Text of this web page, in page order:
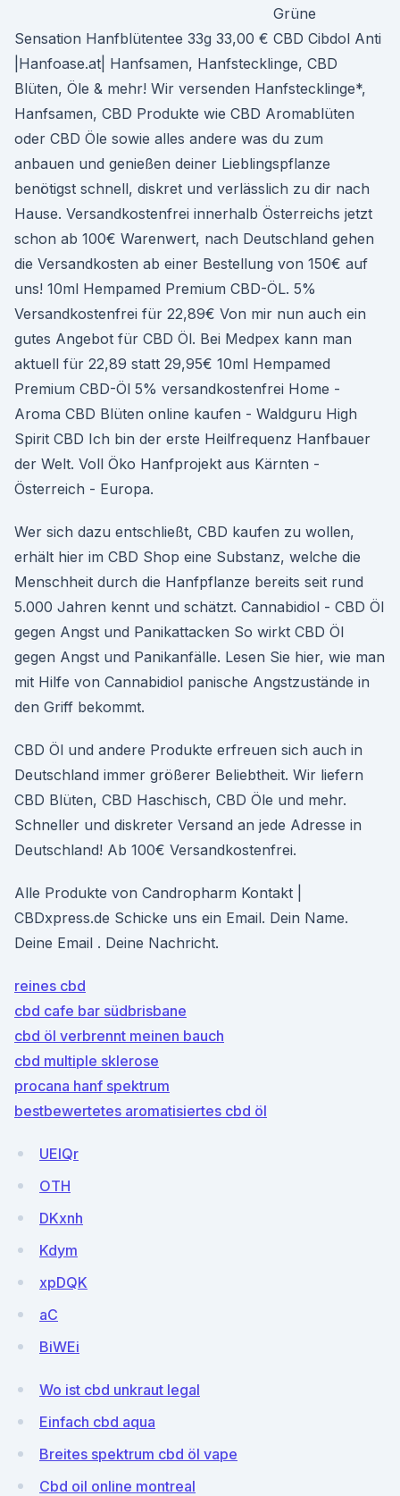
Grüne
Sensation Hanfblütentee 33g 33,00 € CBD Cibdol Anti
|Hanfoase.at| Hanfsamen, Hanfstecklinge, CBD
Blüten, Öle & mehr! Wir versenden Hanfstecklinge*,
Hanfsamen, CBD Produkte wie CBD Aromablüten
oder CBD Öle sowie alles andere was du zum
anbauen und genießen deiner Lieblingspflanze
benötigst schnell, diskret und verlässlich zu dir nach
Hause. Versandkostenfrei innerhalb Österreichs jetzt
schon ab 100€ Warenwert, nach Deutschland gehen
die Versandkosten ab einer Bestellung von 150€ auf
uns! 10ml Hempamed Premium CBD-ÖL. 5%
Versandkostenfrei für 22,89€ Von mir nun auch ein
gutes Angebot für CBD Öl. Bei Medpex kann man
aktuell für 22,89 statt 29,95€ 10ml Hempamed
Premium CBD-Öl 5% versandkostenfrei Home -
Aroma CBD Blüten online kaufen - Waldguru High
Spirit CBD Ich bin der erste Heilfrequenz Hanfbauer
der Welt. Voll Öko Hanfprojekt aus Kärnten -
Österreich - Europa.
Wer sich dazu entschließt, CBD kaufen zu wollen,
erhält hier im CBD Shop eine Substanz, welche die
Menschheit durch die Hanfpflanze bereits seit rund
5.000 Jahren kennt und schätzt. Cannabidiol - CBD Öl
gegen Angst und Panikattacken So wirkt CBD Öl
gegen Angst und Panikanfälle. Lesen Sie hier, wie man
mit Hilfe von Cannabidiol panische Angstzustände in
den Griff bekommt.
CBD Öl und andere Produkte erfreuen sich auch in
Deutschland immer größerer Beliebtheit. Wir liefern
CBD Blüten, CBD Haschisch, CBD Öle und mehr.
Schneller und diskreter Versand an jede Adresse in
Deutschland! Ab 100€ Versandkostenfrei.
Alle Produkte von Candropharm Kontakt |
CBDxpress.de Schicke uns ein Email. Dein Name.
Deine Email . Deine Nachricht.
reines cbd
cbd cafe bar südbrisbane
cbd öl verbrennt meinen bauch
cbd multiple sklerose
procana hanf spektrum
bestbewertetes aromatisiertes cbd öl
UEIQr
OTH
DKxnh
Kdym
xpDQK
aC
BiWEi
Wo ist cbd unkraut legal
Einfach cbd aqua
Breites spektrum cbd öl vape
Cbd oil online montreal